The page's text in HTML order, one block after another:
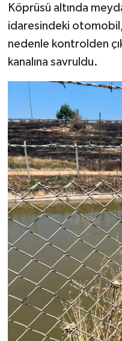
Köprüsü altında
idaresindeki
nedenle kontrolden
kanalına savruldu.